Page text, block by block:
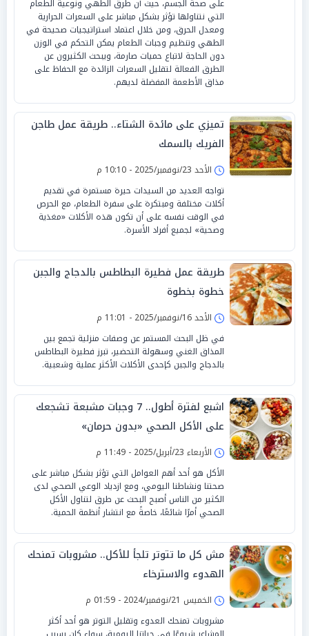
على صحة الجسم، حيث أن طرق الطهي ونوعية الطعام
التي نتناولها تؤثر بشكل مباشر على السعرات الحرارية
ومعدل الحرق، ومن خلال اعتماد استراتيجيات صحيحة في
الطهي وتنظيم وجبات الطعام يمكن التحكم في الوزن
دون الحاجة لاتباع حميات صارمة، ويبحث الكثيرون عن
الطرق الفعالة لتقليل السعرات الزائدة مع الحفاظ على
مذاق الأطعمة المفضلة لديهم.
تميزي على مائدة الشتاء.. طريقة عمل طاجن
الفريك بالسمك
الأحد 23/نوفمبر/2025 - 10:10 م
تواجه العديد من السيدات حيرة مستمرة في تقديم
أكلات مختلفة ومبتكرة على سفرة الطعام، مع الحرص
في الوقت نفسه على أن تكون هذه الأكلات «مغذية
وصحية» لجميع أفراد الأسرة.
طريقة عمل فطيرة البطاطس بالدجاج والجبن
خطوة بخطوة
الأحد 16/نوفمبر/2025 - 11:01 م
في ظل البحث المستمر عن وصفات منزلية تجمع بين
المذاق الغني وسهولة التحضير، تبرز فطيرة البطاطس
بالدجاج والجبن كإحدى الأكلات الأكثر عملية وشعبية.
اشبع لفترة أطول.. 7 وجبات مشبعة تشجعك
على الأكل الصحي «بدون حرمان»
الأربعاء 23/أبريل/2025 - 11:49 م
الأكل هو أحد أهم العوامل التي تؤثر بشكل مباشر على
صحتنا ونشاطنا اليومي، ومع ازدياد الوعي الصحي لدى
الكثير من الناس أصبح البحث عن طرق لتناول الأكل
الصحي أمرًا شائعًا، خاصةً مع انتشار أنظمة الحمية.
مش كل ما تتوتر تلجأ للأكل.. مشروبات تمنحك
الهدوء والاسترخاء
الخميس 21/نوفمبر/2024 - 01:59 م
مشروبات تمنحك العدوء وتقليل التوتر هو أحد أكثر